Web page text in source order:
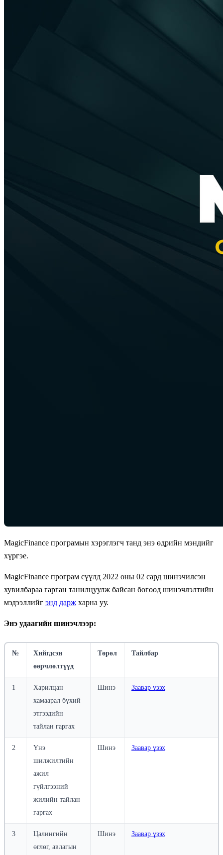
MagicFinance програмын хэрэглэгч танд энэ өдрийн мэндийг
хүргэе.
MagicFinance програм сүүлд 2022 оны 02 сард шинэчилсэн
хувилбараа гарган танилцуулж байсан бөгөөд шинэчлэлтийн
мэдээллийг энд дарж харна уу.
Энэ удаагийн шинэчлээр:
№
Хийгдсэн
өөрчлөлтүүд
Төрөл Тайлбар
1
Харилцан
хамаарал бүхий
этгээдийн
тайлан гаргах
Шинэ Заавар үзэх
2
Үнэ
шилжилтийн
ажил
гүйлгээний
жилийн тайлан
гаргах
Шинэ Заавар үзэх
3
Цалингийн
өглөг, авлагын
Шинэ Заавар үзэх